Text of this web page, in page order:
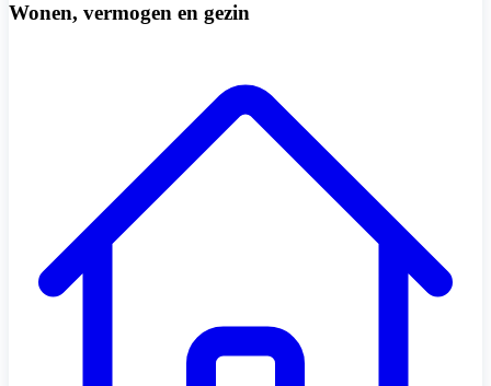
Wonen, vermogen en gezin